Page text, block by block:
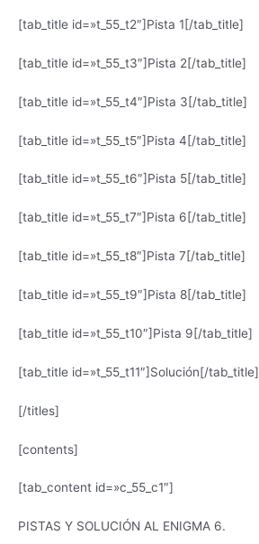
[tab_title id=»t_55_t2″]Pista 1[/tab_title]
[tab_title id=»t_55_t3″]Pista 2[/tab_title]
[tab_title id=»t_55_t4″]Pista 3[/tab_title]
[tab_title id=»t_55_t5″]Pista 4[/tab_title]
[tab_title id=»t_55_t6″]Pista 5[/tab_title]
[tab_title id=»t_55_t7″]Pista 6[/tab_title]
[tab_title id=»t_55_t8″]Pista 7[/tab_title]
[tab_title id=»t_55_t9″]Pista 8[/tab_title]
[tab_title id=»t_55_t10″]Pista 9[/tab_title]
[tab_title id=»t_55_t11″]Solución[/tab_title]
[/titles]
[contents]
[tab_content id=»c_55_c1″]
PISTAS Y SOLUCIÓN AL ENIGMA 6.